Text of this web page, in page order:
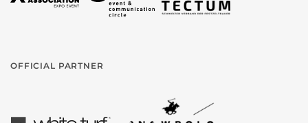
OFFICIAL PARTNER